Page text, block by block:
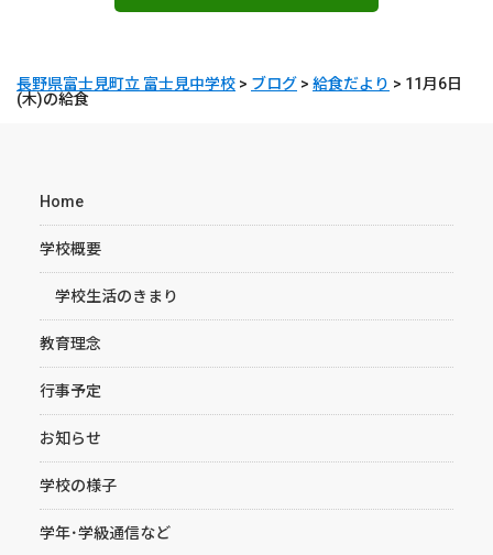
長野県富士見町立 富士見中学校 > ブログ > 給食だより > 11月6日
(木)の給食
Home
学校概要
学校生活のきまり
教育理念
行事予定
お知らせ
学校の様子
学年･学級通信など